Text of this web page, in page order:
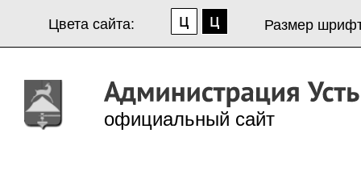
Цвета сайта: Размер
официальный сайт